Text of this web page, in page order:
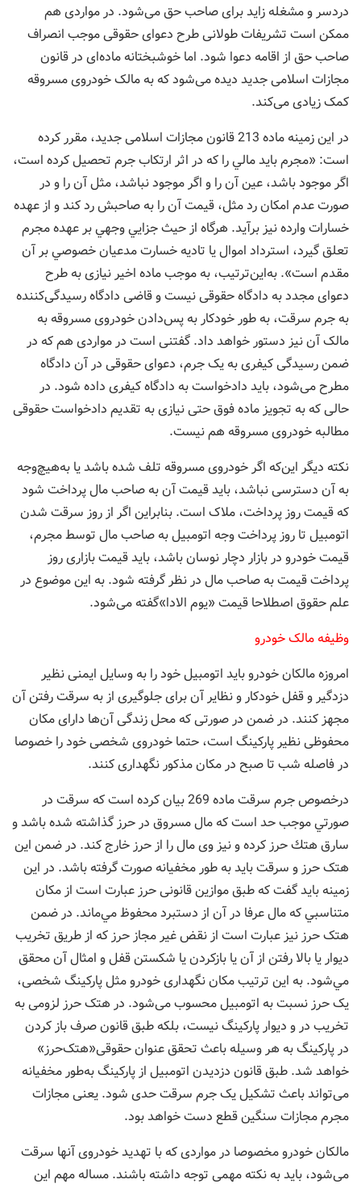
دردسر و مشغله زاید برای صاحب حق می‌شود. در مواردی هم
ممکن است تشریفات طولانی طرح دعوای حقوقی موجب انصراف
صاحب حق از اقامه دعوا شود. اما خوشبختانه ماده‌ای در قانون
مجازات اسلامی جدید دیده می‌شود که به مالک خودروی مسروقه
کمک زیادی می‌کند.
در این زمینه ماده 213 قانون مجازات اسلامی جدید، مقرر کرده
است: «مجرم بايد مالي را که در اثر ارتکاب جرم تحصيل کرده است،
اگر موجود باشد، عين آن را و اگر موجود نباشد، مثل آن را و در
صورت عدم امكان رد مثل، قيمت آن را به صاحبش رد كند و از عهده
خسارات وارده نيز برآيد. هرگاه از حيث جزایي وجهي بر‌ عهده مجرم
تعلق گيرد، استرداد اموال يا تاديه خسارت مدعيان خصوصي بر آن
مقدم است». به‌این‌ترتیب، به موجب ماده اخیر نیازی به طرح
دعوای مجدد به دادگاه حقوقی نیست و قاضی دادگاه رسیدگی‌کننده
به جرم سرقت، به ‌طور خودکار به پس‌دادن خودروی مسروقه به
مالک آن نیز دستور خواهد داد. گفتنی است در مواردی هم که در
ضمن رسیدگی کیفری به یک جرم، دعوای حقوقی در آن دادگاه
مطرح می‌شود، باید دادخواست به دادگاه کیفری داده شود. در
حالی که به تجویز ماده فوق حتی نیازی به تقدیم دادخواست حقوقی
مطالبه خودروی مسروقه هم نیست.
نکته دیگر این‌که اگر خودروی مسروقه تلف شده باشد یا به‌هیچ‌وجه
به آن دسترسی نباشد، باید قیمت آن به صاحب مال پرداخت شود
که قیمت روز پرداخت، ملاک است. بنابراین اگر از روز سرقت شدن
اتومبیل تا روز پرداخت وجه اتومبیل به صاحب مال توسط مجرم،
قیمت خودرو در بازار دچار نوسان باشد، باید قیمت بازاری روز
پرداخت قیمت به صاحب مال در نظر گرفته شود. به این موضوع در
علم حقوق اصطلاحا قیمت «یوم الادا»گفته می‌شود.
وظیفه مالک خودرو
امروزه مالکان خودرو باید اتومبیل خود را به وسایل ایمنی نظیر
دزدگیر و قفل خودکار و نظایر آن برای جلوگیری از به سرقت رفتن آن
مجهز کنند. در ضمن در صورتی که محل زندگی آن‌ها دارای مکان
محفوظی نظیر پارکینگ است، حتما خودروی شخصی خود را خصوصا
در فاصله شب تا صبح در مکان مذکور نگهداری کنند.
درخصوص جرم سرقت ماده 269 بیان کرده است که سرقت در
صورتي موجب حد است كه مال مسروق در حرز گذاشته شده باشد و
سارق هتك حرز كرده و نیز وی مال را از حرز خارج كند. در ضمن این
هتک حرز و سرقت باید به طور مخفيانه صورت گرفته باشد. در این
زمینه باید گفت که طبق موازین قانونی حرز عبارت است از مكان
متناسبي كه مال عرفا در آن از دستبرد محفوظ مي‌ماند. در ضمن
هتک حرز نیز عبارت است از نقض غير مجاز حرز که از طريق تخريب
ديوار يا بالا رفتن از آن يا بازکردن يا شکستن قفل و امثال آن محقق
مي‌شود. به این ترتیب مکان نگهداری خودرو مثل پارکینگ شخصی،
یک حرز نسبت به اتومبیل محسوب می‌شود. در هتک حرز لزومی به
تخریب در و دیوار پارکینگ نیست، بلکه طبق قانون صرف باز کردن
در پارکینگ به هر وسیله باعث تحقق عنوان حقوقی«هتک‌حرز»
خواهد شد. طبق قانون دزدیدن اتومبیل از پارکینگ به‌طور مخفیانه
می‌تواند باعث تشکیل یک جرم سرقت حدی شود. یعنی مجازات
مجرم مجازات سنگین قطع دست خواهد بود.
مالکان خودرو مخصوصا در مواردی که با تهدید خودروی آنها سرقت
می‌شود، باید به نکته مهمی توجه داشته باشند. مساله مهم این